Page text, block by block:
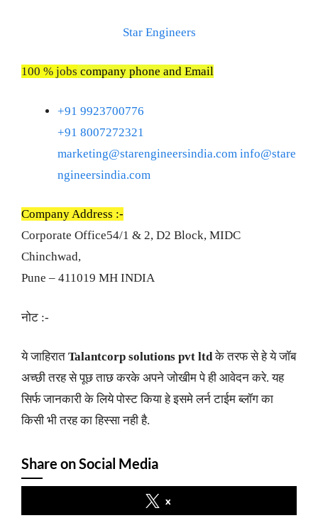
Star Engineers
100 % jobs company phone and Email
+91 9923700776
+91 8007272321
marketing@starengineersindia.com info@stare
ngineersindia.com
Company Address :-
Corporate Office54/1 & 2, D2 Block, MIDC
Chinchwad,
Pune – 411019 MH INDIA
नोट :-
ये जाहिरात Talantcorp solutions pvt ltdके तरफ से हे ये जॉब
अच्छी तरह से पूछ ताछ करके अपने जोखीम पे ही आवेदन करे. यह
सिर्फ जानकारी के लिये पोस्ट किया हे इसमे लर्न टाईम ब्लॉग का
किसी भी तरह का हिस्सा नही है.
Share on Social Media
x